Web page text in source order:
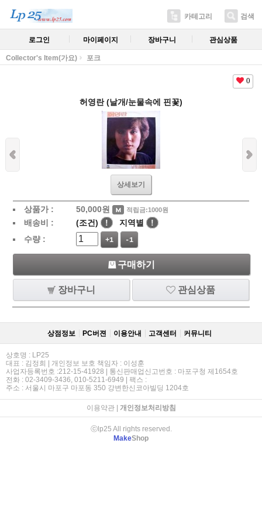
카테고리 검색
로그인 마이페이지 장바구니 관심상품
Collector's Item(가요) 포크
0
허영란 (날개/눈물속에 핀꽃)
상세보기
상품가 : 50,000원 적립금:1000원
배송비 : (조건) ! 지역별
!
수량 :
+1 -1
구매하기
장바구니 관심상품
상점정보 PC버젼 이용안내 고객센터 커뮤니티
상호명 : LP25
대표 : 김정희 | 개인정보 보호 책임자 : 이성훈
사업자등록번호 :212-15-41928 | 통신판매업신고번호 : 마포구청 제1654호
전화 : 02-3409-3436, 010-5211-6949 | 팩스 :
주소 : 서울시 마포구 마포동 350 강변한신코아빌딩 1204호
이용약관| 개인정보처리방침
ⓒlp25 All rights reserved.
MakeShop